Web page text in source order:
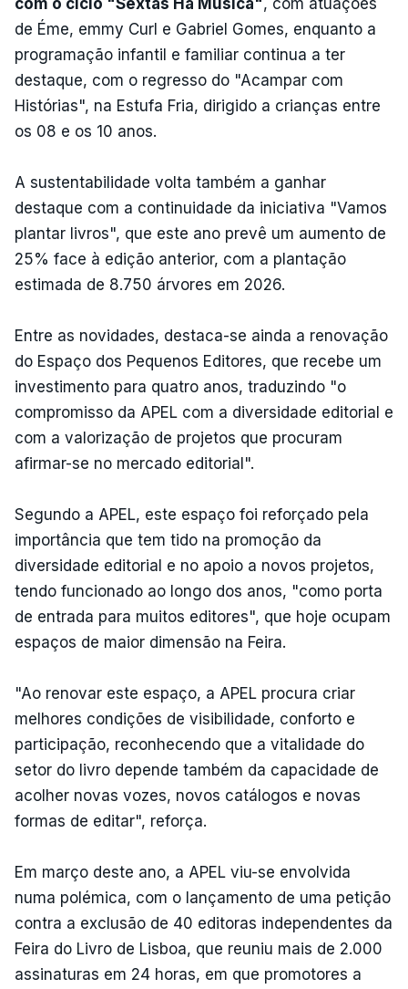
de Éme, emmy Curl e Gabriel Gomes, enquanto a
programação infantil e familiar continua a ter
destaque, com o regresso do "Acampar com
Histórias", na Estufa Fria, dirigido a crianças entre
os 08 e os 10 anos.
A sustentabilidade volta também a ganhar
destaque com a continuidade da iniciativa "Vamos
plantar livros", que este ano prevê um aumento de
25% face à edição anterior, com a plantação
estimada de 8.750 árvores em 2026.
Entre as novidades, destaca-se ainda a renovação
do Espaço dos Pequenos Editores, que recebe um
investimento para quatro anos, traduzindo "o
compromisso da APEL com a diversidade editorial e
com a valorização de projetos que procuram
afirmar-se no mercado editorial".
Segundo a APEL, este espaço foi reforçado pela
importância que tem tido na promoção da
diversidade editorial e no apoio a novos projetos,
tendo funcionado ao longo dos anos, "como porta
de entrada para muitos editores", que hoje ocupam
espaços de maior dimensão na Feira.
"Ao renovar este espaço, a APEL procura criar
melhores condições de visibilidade, conforto e
participação, reconhecendo que a vitalidade do
setor do livro depende também da capacidade de
acolher novas vozes, novos catálogos e novas
formas de editar", reforça.
Em março deste ano, a APEL viu-se envolvida
numa polémica, com o lançamento de uma petição
contra a exclusão de 40 editoras independentes da
Feira do Livro de Lisboa, que reuniu mais de 2.000
assinaturas em 24 horas, em que promotores a